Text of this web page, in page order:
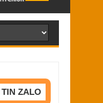
ZALO